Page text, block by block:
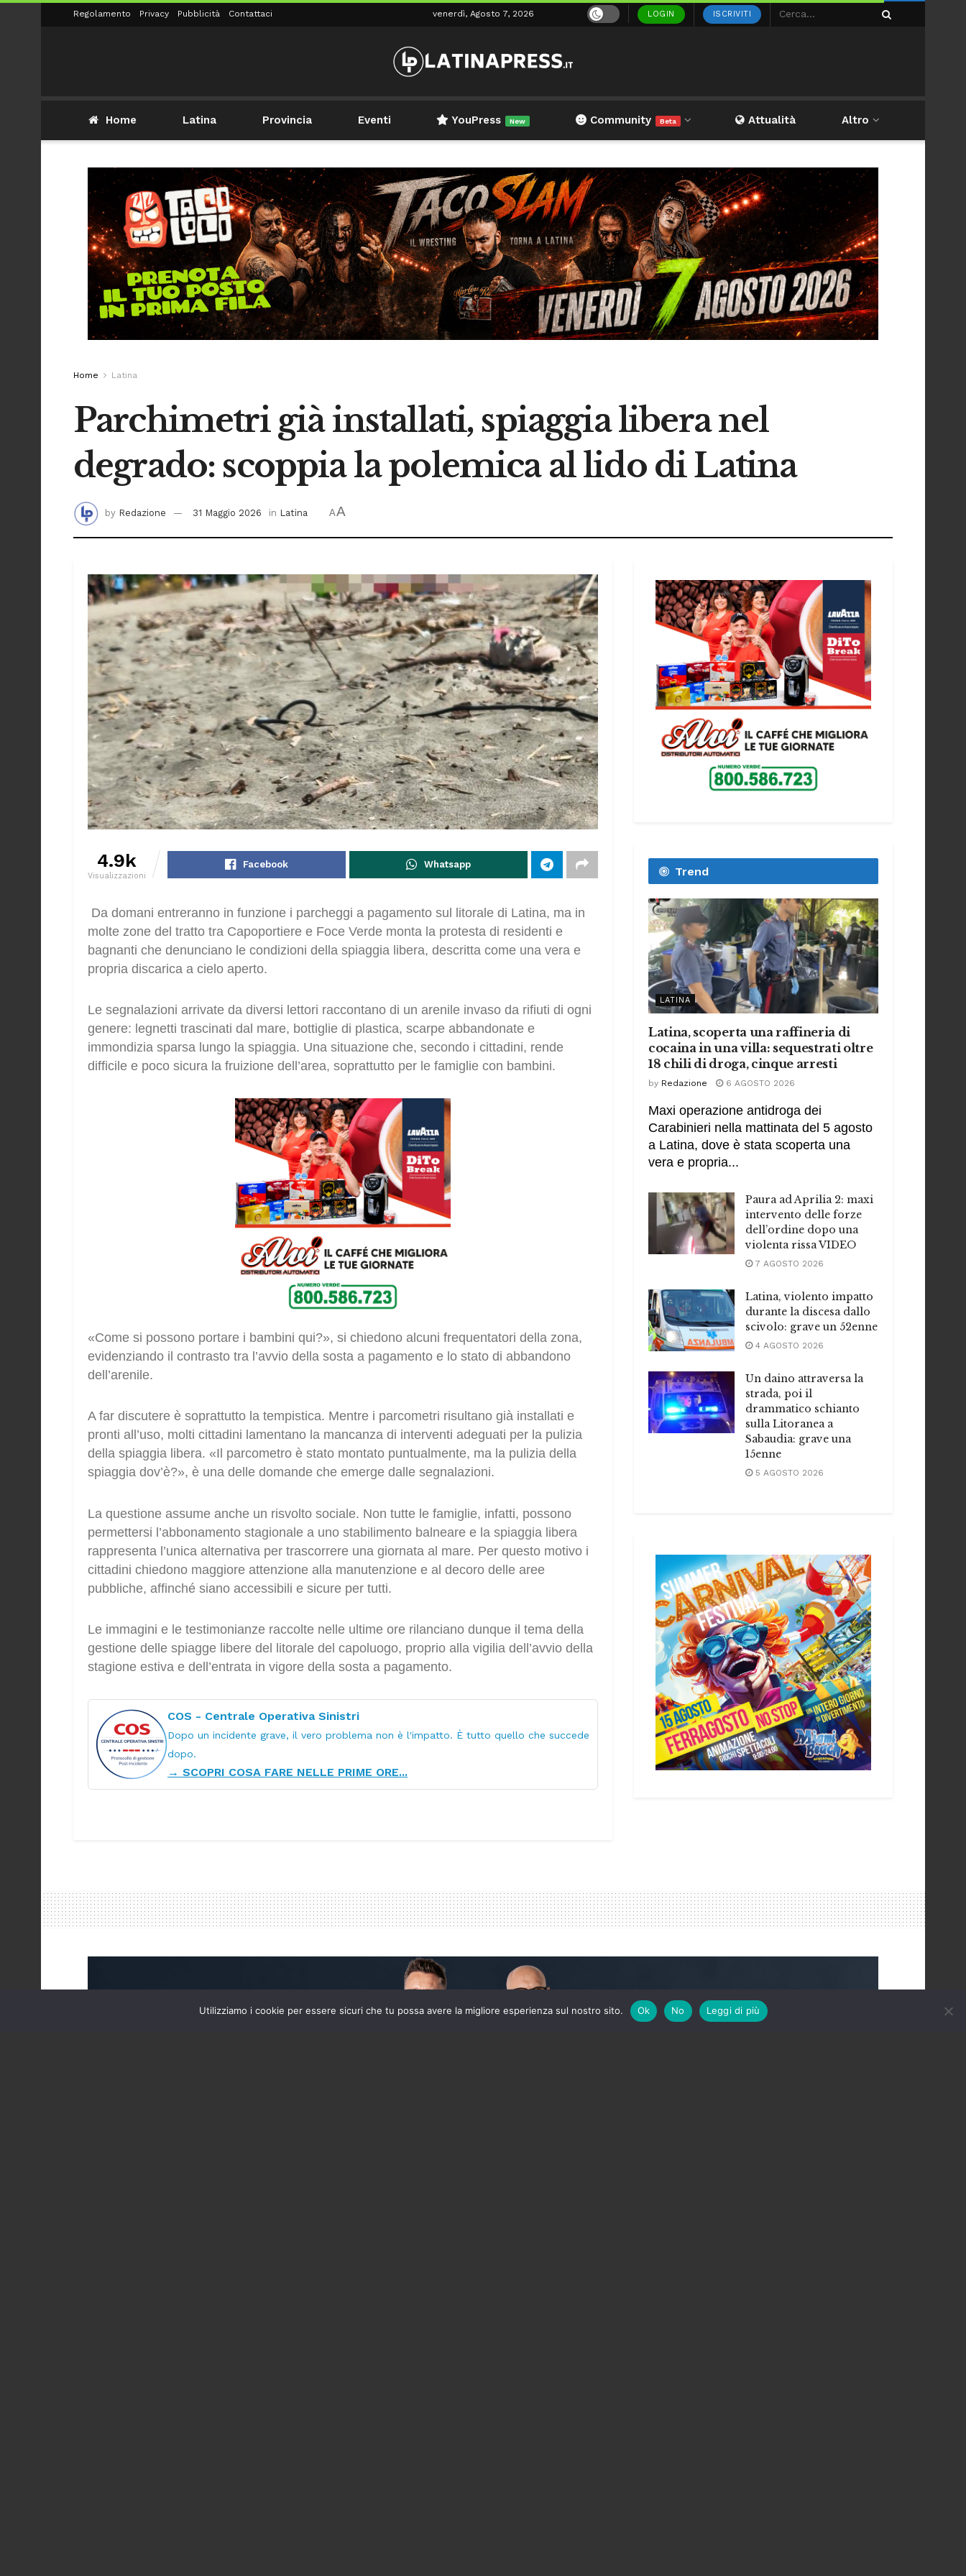
Regolamento Privacy Pubblicità Contattaci venerdì, Agosto 7, 2026 LOGIN ISCRIVITI
Home Latina Provincia Eventi YouPress New Community Beta Attualità Altro
Home Latina
Parchimetri già installati, spiaggia libera nel
degrado: scoppia la polemica al lido di Latina
by Redazione 31 Maggio 2026 in Latina AA
4.9k
Visualizzazioni
Facebook Whatsapp
Da domani entreranno in funzione i parcheggi a pagamento sul litorale di Latina, ma in
molte zone del tratto tra Capoportiere e Foce Verde monta la protesta di residenti e
bagnanti che denunciano le condizioni della spiaggia libera, descritta come una vera e
propria discarica a cielo aperto.
Le segnalazioni arrivate da diversi lettori raccontano di un arenile invaso da rifiuti di ogni
genere: legnetti trascinati dal mare, bottiglie di plastica, scarpe abbandonate e
immondizia sparsa lungo la spiaggia. Una situazione che, secondo i cittadini, rende
difficile e poco sicura la fruizione dell’area, soprattutto per le famiglie con bambini.
«Come si possono portare i bambini qui?», si chiedono alcuni frequentatori della zona,
evidenziando il contrasto tra l’avvio della sosta a pagamento e lo stato di abbandono
dell’arenile.
A far discutere è soprattutto la tempistica. Mentre i parcometri risultano già installati e
pronti all’uso, molti cittadini lamentano la mancanza di interventi adeguati per la pulizia
della spiaggia libera. «Il parcometro è stato montato puntualmente, ma la pulizia della
spiaggia dov’è?», è una delle domande che emerge dalle segnalazioni.
La questione assume anche un risvolto sociale. Non tutte le famiglie, infatti, possono
permettersi l’abbonamento stagionale a uno stabilimento balneare e la spiaggia libera
rappresenta l’unica alternativa per trascorrere una giornata al mare. Per questo motivo i
cittadini chiedono maggiore attenzione alla manutenzione e al decoro delle aree
pubbliche, affinché siano accessibili e sicure per tutti.
Le immagini e le testimonianze raccolte nelle ultime ore rilanciano dunque il tema della
gestione delle spiagge libere del litorale del capoluogo, proprio alla vigilia dell’avvio della
stagione estiva e dell’entrata in vigore della sosta a pagamento.
COS - Centrale Operativa Sinistri
Dopo un incidente grave, il vero problema non è l'impatto. È tutto quello che succede
dopo.
→ SCOPRI COSA FARE NELLE PRIME ORE...
Trend
LATINA
Latina, scoperta una raffineria di
cocaina in una villa: sequestrati oltre
18 chili di droga, cinque arresti
by Redazione 6 AGOSTO 2026
Maxi operazione antidroga dei
Carabinieri nella mattinata del 5 agosto
a Latina, dove è stata scoperta una
vera e propria...
Paura ad Aprilia 2: maxi
intervento delle forze
dell’ordine dopo una
violenta rissa VIDEO
7 AGOSTO 2026
Latina, violento impatto
durante la discesa dallo
scivolo: grave un 52enne
4 AGOSTO 2026
Un daino attraversa la
strada, poi il
drammatico schianto
sulla Litoranea a
Sabaudia: grave una
15enne
5 AGOSTO 2026
Utilizziamo i cookie per essere sicuri che tu possa avere la migliore esperienza sul nostro sito. Ok No Leggi di più